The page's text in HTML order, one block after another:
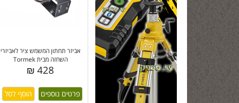
אביזר תחתון המשמש ציר לאביזרי
השחזה מבית Tormek
428 ₪
פרטים נוספים